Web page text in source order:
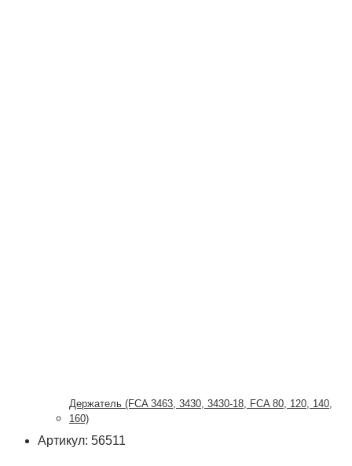
Держатель (FCA 3463, 3430, 3430-18, FCA 80, 120, 140,
160)
Артикул: 56511